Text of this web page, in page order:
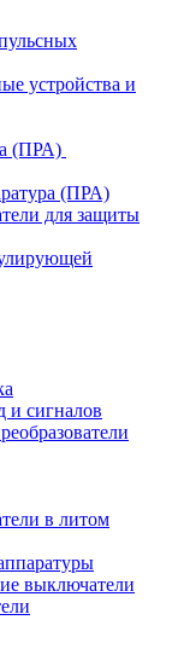
устройства и
(ПРА)
(ПРА)
для защиты
и сигналов
в литом
выключатели